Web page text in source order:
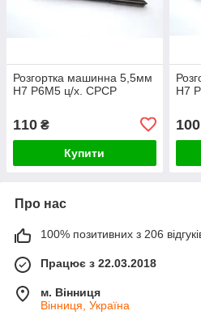
Розгортка машинна 5,5мм
Н7 Р6М5 ц/х. СРСР
110 ₴
Купити
Н7
100
Про нас
100% позитивних з 206
Працює з 22.03.2018
м. Вінниця
Вінниця, Україна